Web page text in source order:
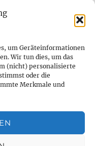
um Geräteinformationen
Wir tun dies, um das
(nicht) personalisierte
oder die
Merkmale und
expand
child